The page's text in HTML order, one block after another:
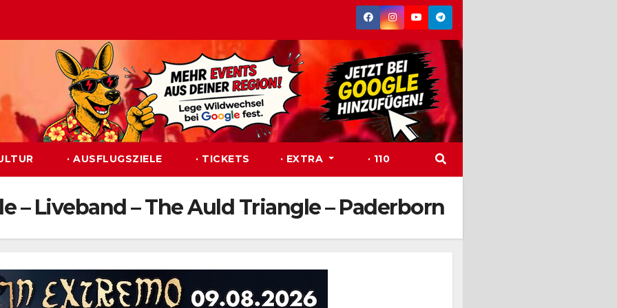
· AUSFLUGSZIELE · TICKETS · EXTRA · 110
– Liveband – The Auld Triangle – Paderborn